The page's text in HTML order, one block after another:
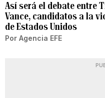
Así será el debate entre
Vance, candidatos a la
de Estados Unidos
Por Agencia EFE